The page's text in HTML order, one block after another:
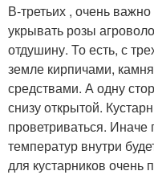
В-третьих , очень
укрывать розы
отдушину. То есть, с
земле кирпичами,
средствами. А одну
снизу открытой.
проветриваться.
температур внутри
для кустарников очень